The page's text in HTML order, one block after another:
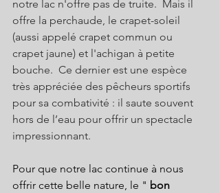
notre lac n'offre pas de truite.  Mais il
offre la perchaude, le crapet-soleil
(aussi appelé crapet commun ou
crapet jaune) et l'achigan à petite
bouche.  Ce dernier est une espèce
très appréciée des pêcheurs sportifs
pour sa combativité : il saute souvent
hors de l’eau pour offrir un spectacle
impressionnant.
Pour que notre lac continue à nous
offrir cette belle nature, le " bon